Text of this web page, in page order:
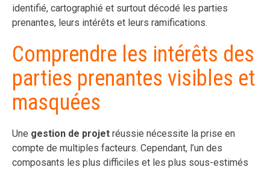
identifié, cartographié et surtout décodé les parties
prenantes, leurs intérêts et leurs ramifications.
Comprendre les intérêts des
parties prenantes visibles et
masquées
Une gestion de projet réussie nécessite la prise en
compte de multiples facteurs. Cependant, l’un des
composants les plus difficiles et les plus sous-estimés